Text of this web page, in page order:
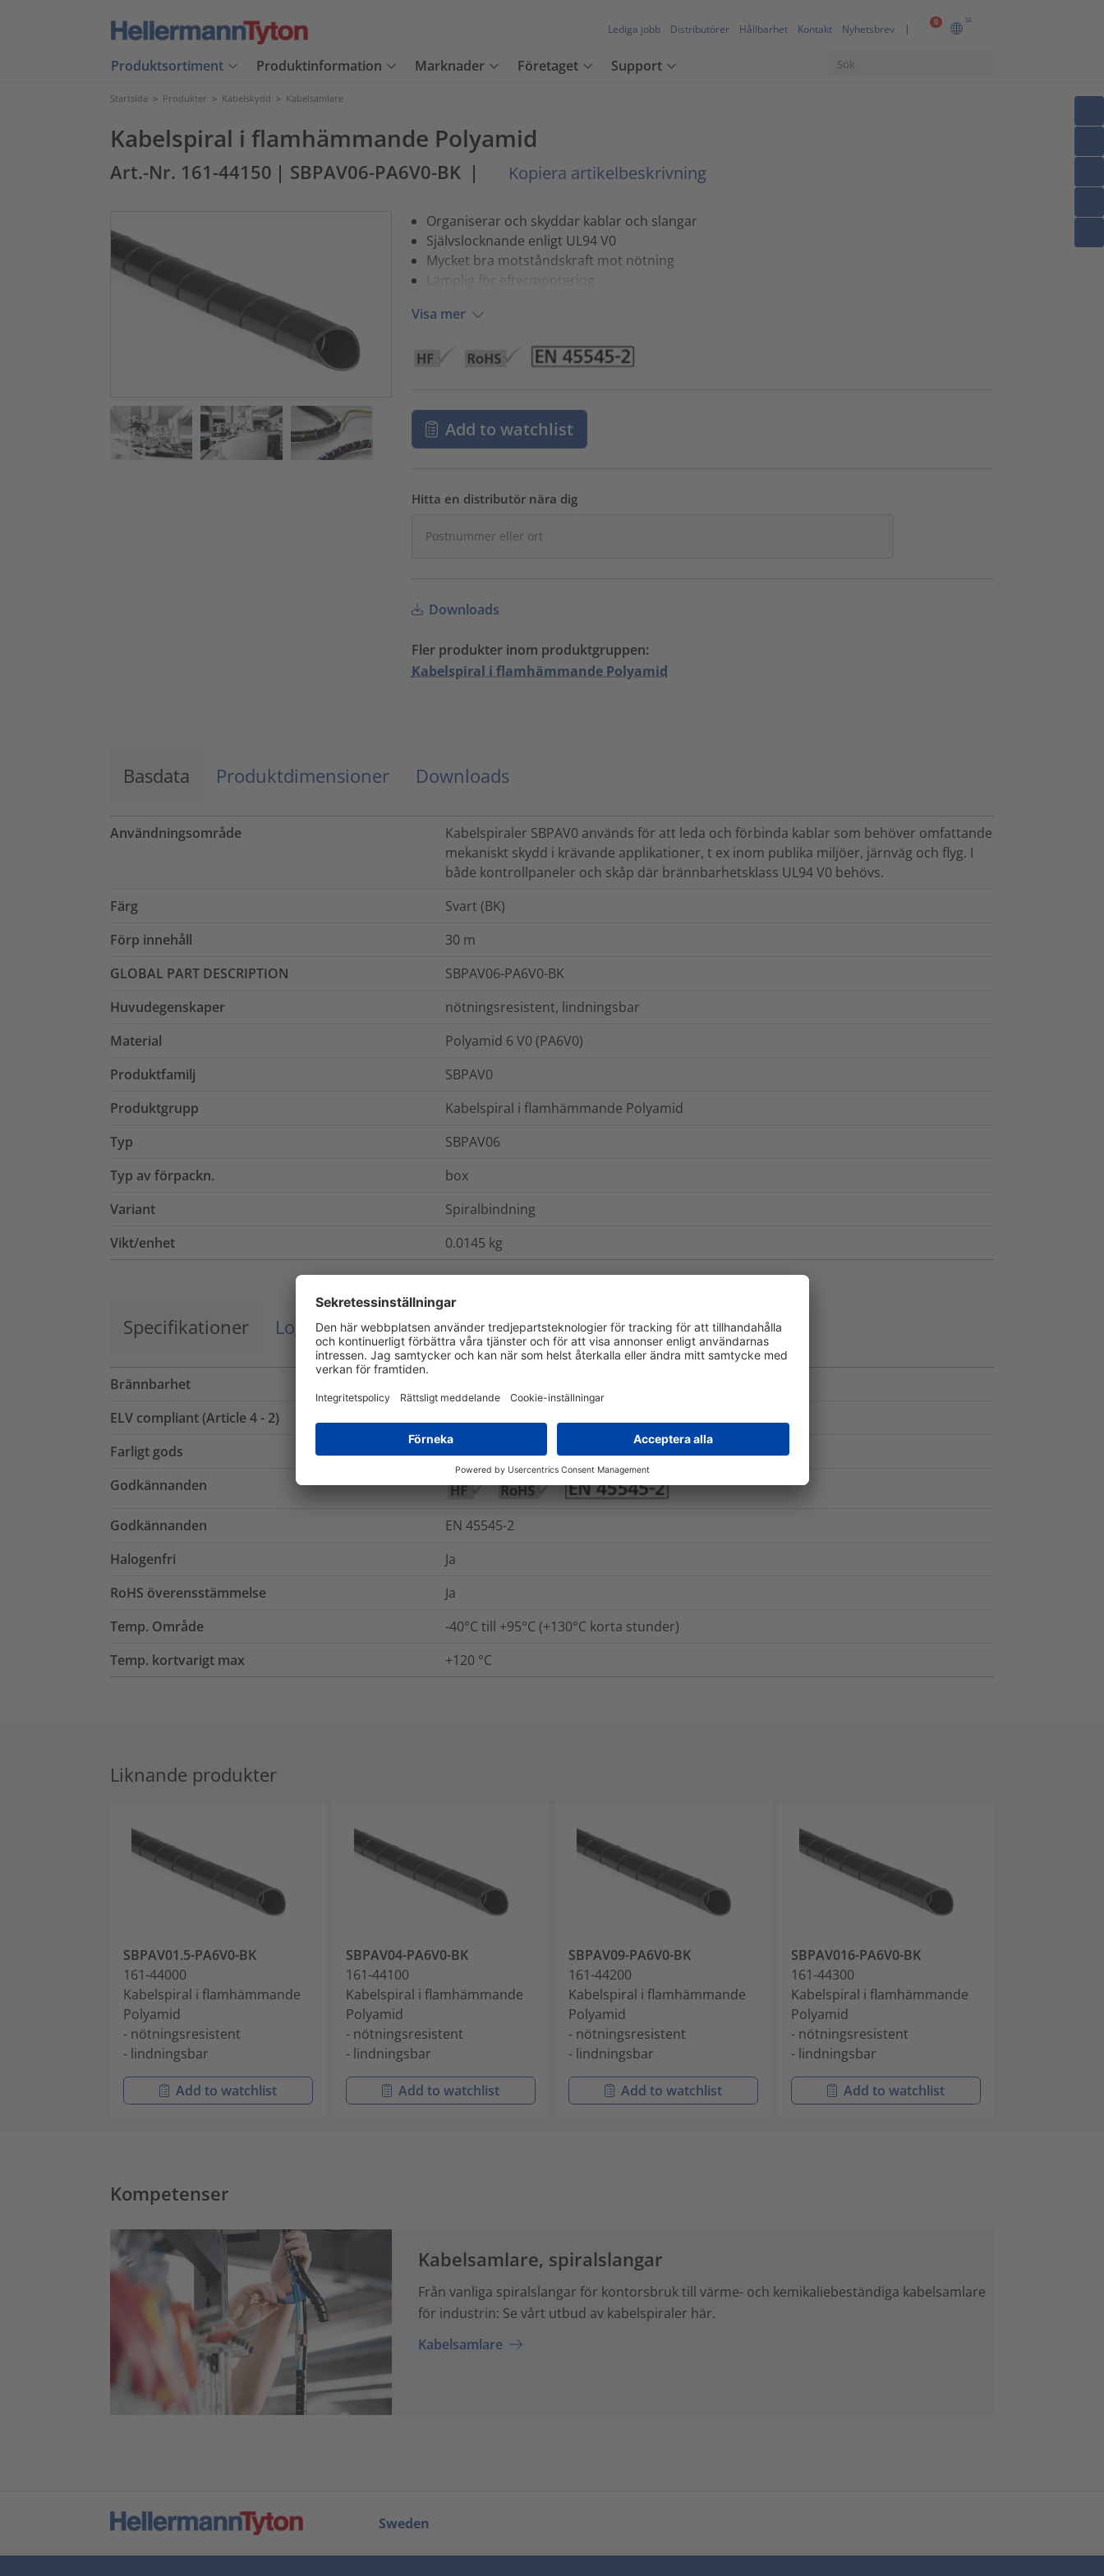
0 SE
Lediga jobb Distributörer Hållbarhet Kontakt Nyhetsbrev
Produktsortiment Produktinformation Marknader Företaget Support
Startsida > Produkter > Kabelskydd > Kabelsamlare
Kabelspiral i flamhämmande Polyamid
Art.-Nr. 161-44150 | SBPAV06-PA6V0-BK | Kopiera artikelbeskrivning
Organiserar och skyddar kablar och slangar
Självslocknande enligt UL94 V0
Mycket bra motståndskraft mot nötning
Lämplig för eftermontering
Visa mer
Add to watchlist
Hitta en distributör nära dig
Downloads
Fler produkter inom produktgruppen:
Kabelspiral i flamhämmande Polyamid
Basdata Produktdimensioner Downloads
Användningsområde
Kabelspiraler SBPAV0 används för att leda och förbinda kablar som behöver omfattande
mekaniskt skydd i krävande applikationer, t ex inom publika miljöer, järnväg och flyg. I
både kontrollpaneler och skåp där brännbarhetsklass UL94 V0 behövs.
Färg
Svart (BK)
Förp innehåll
30 m
GLOBAL PART DESCRIPTION
SBPAV06-PA6V0-BK
Huvudegenskaper
nötningsresistent, lindningsbar
Material
Polyamid 6 V0 (PA6V0)
Produktfamilj
SBPAV0
Produktgrupp
Kabelspiral i flamhämmande Polyamid
Typ
SBPAV06
Typ av förpackn.
box
Variant
Spiralbindning
Vikt/enhet
0.0145 kg
Specifikationer Logistik och Förpackning Mer information
Brännbarhet
ELV compliant (Article 4 - 2)
Ja
Farligt gods
Nej
Godkännanden
Godkännanden
EN 45545-2
Halogenfri
Ja
RoHS överensstämmelse
Ja
Temp. Område
-40°C till +95°C (+130°C korta stunder)
Temp. kortvarigt max
+120 °C
Liknande produkter
SBPAV01.5-PA6V0-BK
161-44000
Kabelspiral i flamhämmande
Polyamid
- nötningsresistent
- lindningsbar
Add to watchlist
SBPAV04-PA6V0-BK
161-44100
Kabelspiral i flamhämmande
Polyamid
- nötningsresistent
- lindningsbar
Add to watchlist
SBPAV09-PA6V0-BK
161-44200
Kabelspiral i flamhämmande
Polyamid
- nötningsresistent
- lindningsbar
Add to watchlist
SBPAV016-PA6V0-BK
161-44300
Kabelspiral i flamhämmande
Polyamid
- nötningsresistent
- lindningsbar
Add to watchlist
Kompetenser
Kabelsamlare, spiralslangar
Från vanliga spiralslangar för kontorsbruk till värme- och kemikaliebeständiga kabelsamlare
för industrin: Se vårt utbud av kabelspiraler här.
Kabelsamlare
Sweden